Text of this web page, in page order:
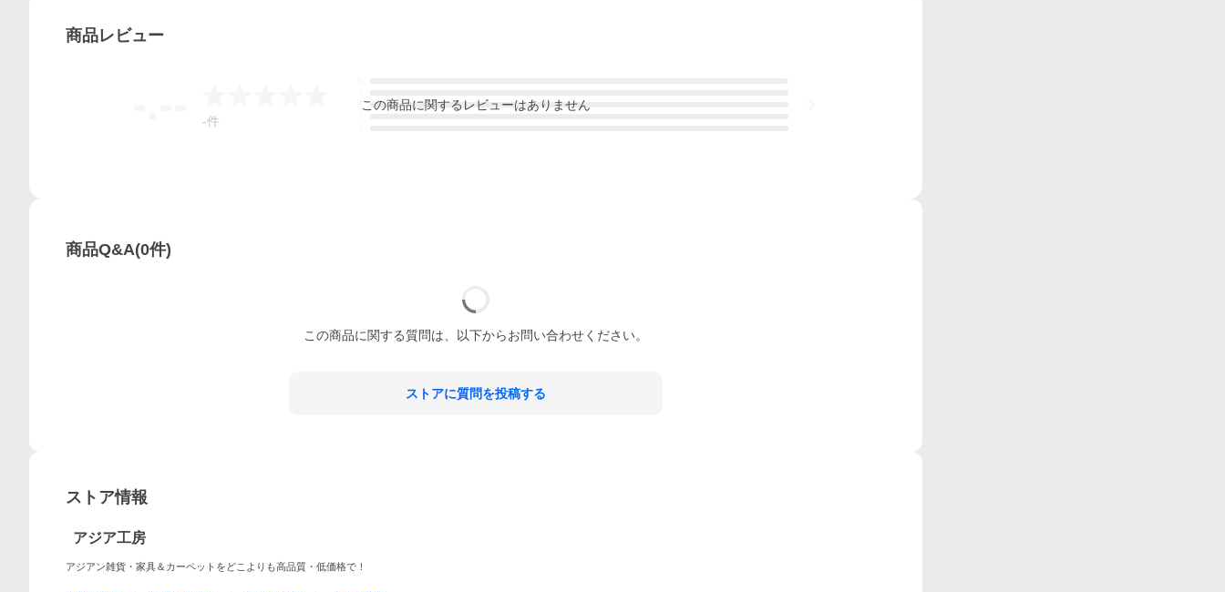
商品レビュー
-件
この商品に関するレビューはありません
商品Q&A(0件)
この商品に関する質問は、以下からお問い合わせください。
ストアに質問を投稿する
ストア情報
アジア工房
アジアン雑貨・家具＆カーペットをどこよりも高品質・低価格で！